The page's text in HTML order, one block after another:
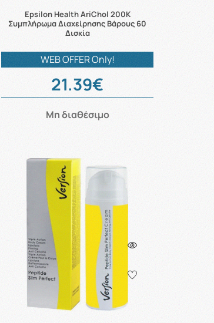
Epsilon Health AriChol 200Κ
Συμπλήρωμα Διαχείρησης Βάρους 60
Δισκία
WEB OFFER Only!
21.39€
Μη διαθέσιμο